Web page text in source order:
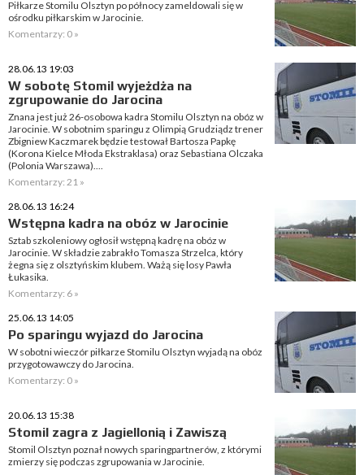
Piłkarze Stomilu Olsztyn po północy zameldowali się w
ośrodku piłkarskim w Jarocinie.
Komentarzy: 0 »
28.06.13 19:03
W sobotę Stomil wyjeżdża na
zgrupowanie do Jarocina
Znana jest już 26-osobowa kadra Stomilu Olsztyn na obóz w
Jarocinie. W sobotnim sparingu z Olimpią Grudziądz trener
Zbigniew Kaczmarek będzie testował Bartosza Papkę
(Korona Kielce Młoda Ekstraklasa) oraz Sebastiana Olczaka
(Polonia Warszawa)....
Komentarzy: 21 »
28.06.13 16:24
Wstępna kadra na obóz w Jarocinie
Sztab szkoleniowy ogłosił wstępną kadrę na obóz w
Jarocinie. W składzie zabrakło Tomasza Strzelca, który
żegna się z olsztyńskim klubem. Ważą się losy Pawła
Łukasika.
Komentarzy: 6 »
25.06.13 14:05
Po sparingu wyjazd do Jarocina
W sobotni wieczór piłkarze Stomilu Olsztyn wyjadą na obóz
przygotowawczy do Jarocina.
Komentarzy: 0 »
20.06.13 15:38
Stomil zagra z Jagiellonią i Zawiszą
Stomil Olsztyn poznał nowych sparingpartnerów, z którymi
zmierzy się podczas zgrupowania w Jarocinie.